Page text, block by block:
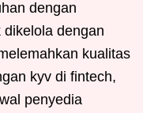
dengan
dengan
kualitas
kyv di fintech,
penyedia